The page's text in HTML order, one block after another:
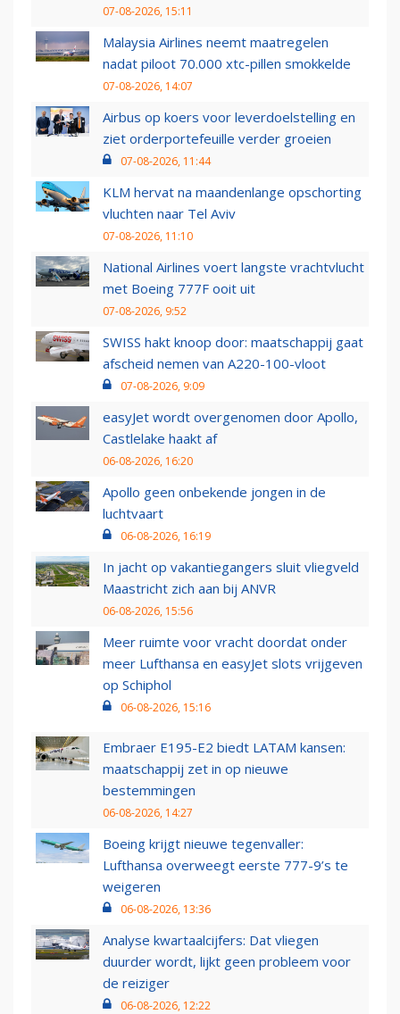
07-08-2026, 15:11
Malaysia Airlines neemt maatregelen
nadat piloot 70.000 xtc-pillen smokkelde
07-08-2026, 14:07
Airbus op koers voor leverdoelstelling en
ziet orderportefeuille verder groeien
07-08-2026, 11:44
KLM hervat na maandenlange opschorting
vluchten naar Tel Aviv
07-08-2026, 11:10
National Airlines voert langste vrachtvlucht
met Boeing 777F ooit uit
07-08-2026, 9:52
SWISS hakt knoop door: maatschappij gaat
afscheid nemen van A220-100-vloot
07-08-2026, 9:09
easyJet wordt overgenomen door Apollo,
Castlelake haakt af
06-08-2026, 16:20
Apollo geen onbekende jongen in de
luchtvaart
06-08-2026, 16:19
In jacht op vakantiegangers sluit vliegveld
Maastricht zich aan bij ANVR
06-08-2026, 15:56
Meer ruimte voor vracht doordat onder
meer Lufthansa en easyJet slots vrijgeven
op Schiphol
06-08-2026, 15:16
Embraer E195-E2 biedt LATAM kansen:
maatschappij zet in op nieuwe
bestemmingen
06-08-2026, 14:27
Boeing krijgt nieuwe tegenvaller:
Lufthansa overweegt eerste 777-9’s te
weigeren
06-08-2026, 13:36
Analyse kwartaalcijfers: Dat vliegen
duurder wordt, lijkt geen probleem voor
de reiziger
06-08-2026, 12:22